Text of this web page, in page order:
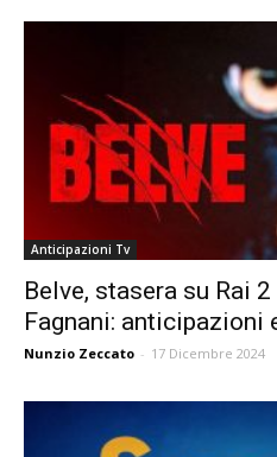
Anticipazioni Tv
Belve, stasera su Rai
Fagnani: anticipazioni
Nunzio Zeccato - 17 Dicembre 2024